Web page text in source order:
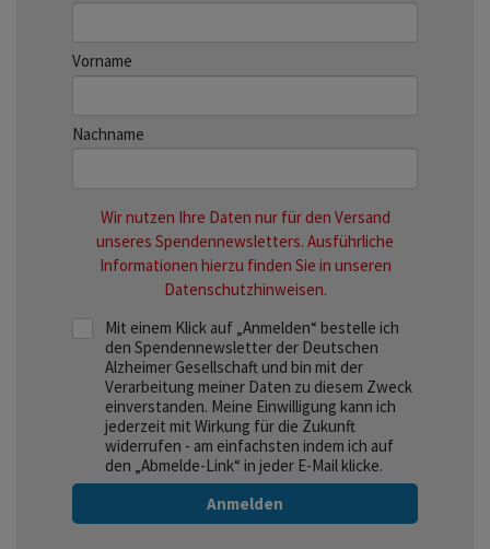
Vorname
Nachname
Wir nutzen Ihre Daten nur für den Versand
unseres Spendennewsletters. Ausführliche
Informationen hierzu finden Sie in unseren
Datenschutzhinweisen.
Mit einem Klick auf „Anmelden“ bestelle ich
den Spendennewsletter der Deutschen
Alzheimer Gesellschaft und bin mit der
Verarbeitung meiner Daten zu diesem Zweck
einverstanden. Meine Einwilligung kann ich
jederzeit mit Wirkung für die Zukunft
widerrufen - am einfachsten indem ich auf
den „Abmelde-Link“ in jeder E-Mail klicke.
Anmelden